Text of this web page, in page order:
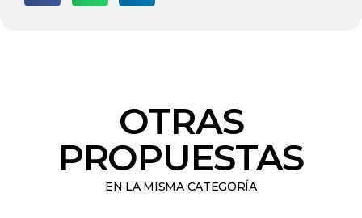
OTRAS
PROPUESTAS
EN LA MISMA CATEGORÍA